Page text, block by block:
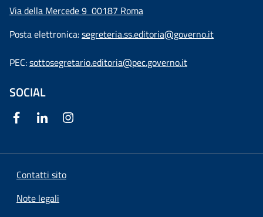
Via della Mercede 9 00187 Roma
Posta elettronica:segreteria.ss.editoria@governo.it
PEC:sottosegretario.editoria@pec.governo.it
SOCIAL
Contatti sito
Note legali